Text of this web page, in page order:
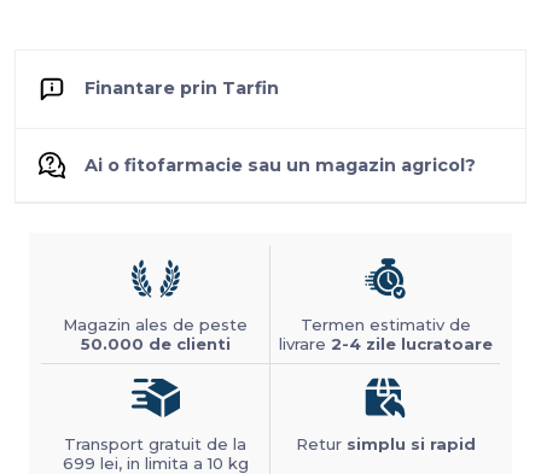
Finantare prin Tarfin
Ai o fitofarmacie sau un magazin agricol?
Magazin ales de peste
50.000 de clienti
Termen estimativ de
livrare 2-4 zile lucratoare
Transport gratuit de la
699 lei, in limita a 10 kg
Retur simplu si rapid